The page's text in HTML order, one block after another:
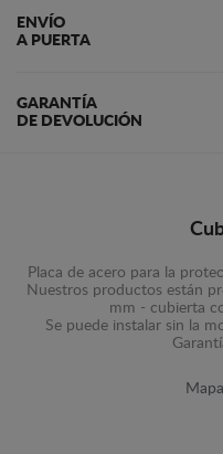
ENVÍO
A PUERTA
GARANTÍA
DE DEVOLUCIÓN
Placa de acero para la
Nuestros productos están
mm - cubierta
Se puede instalar sin la